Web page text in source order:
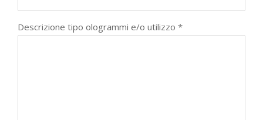
Descrizione tipo ologrammi e/o utilizzo *